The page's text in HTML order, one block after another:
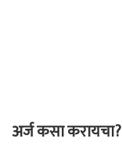
अर्ज कसा करायचा?